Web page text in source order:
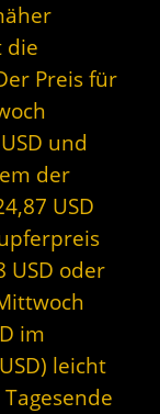
die
Preis für
und
der
USD
USD oder
im
leicht